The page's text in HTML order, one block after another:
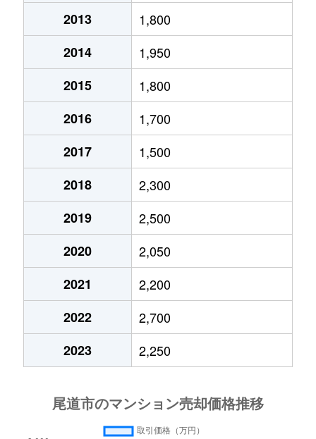
2013
1,800
2014
1,950
2015
1,800
2016
1,700
2017
1,500
2018
2,300
2019
2,500
2020
2,050
2021
2,200
2022
2,700
2023
2,250